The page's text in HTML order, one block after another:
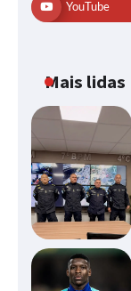
YouTube
Mais lidas